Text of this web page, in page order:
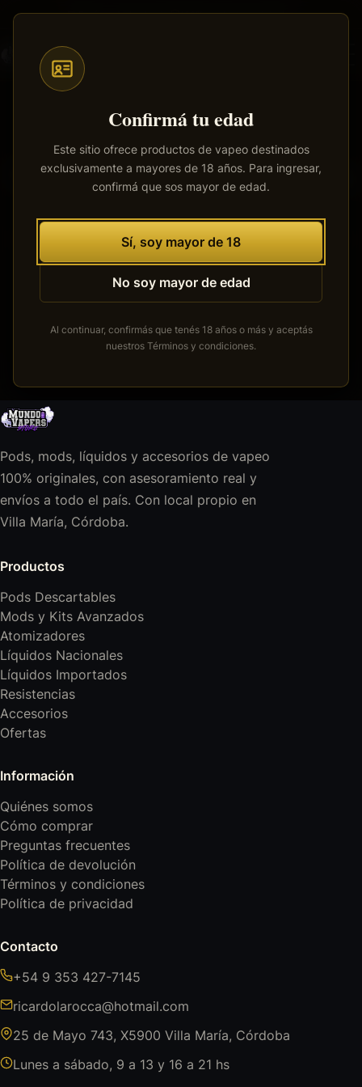
Confirmá tu edad
Este sitio ofrece productos de vapeo destinados
exclusivamente a mayores de 18 años. Para ingresar,
confirmá que sos mayor de edad.
Sí, soy mayor de 18
No soy mayor de edad
Al continuar, confirmás que tenés 18 años o más y aceptás
nuestros Términos y condiciones.
Saltar
contenido
principal
Envíos a todo el país· 100% productos originales
Tenemos grandes proyectos
Se está cocinando algo grande. Nuestra tienda está en
obras y pronto abrirá sus puertas.
Pods, mods, líquidos y accesorios de vapeo
100% originales, con asesoramiento real y
envíos a todo el país. Con local propio en
Villa María, Córdoba.
Productos
Pods Descartables
Mods y Kits Avanzados
Atomizadores
Líquidos Nacionales
Líquidos Importados
Resistencias
Accesorios
Ofertas
Información
Quiénes somos
Cómo comprar
Preguntas frecuentes
Política de devolución
Términos y condiciones
Política de privacidad
Contacto
+54 9 353 427-7145
ricardolarocca@hotmail.com
25 de Mayo 743, X5900 Villa María, Córdoba
Lunes a sábado, 9 a 13 y 16 a 21 hs